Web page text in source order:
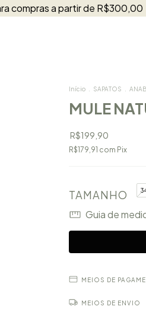
compras a partir de R$300,00
Início SAPATOS
MULE
R$199,90
R$179,91 com Pix
TAMANHO
Guia de
MEIOS DE
MEIOS DE ENVIO